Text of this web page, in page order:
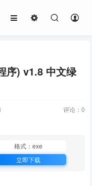
序) v1.8 中文绿
评论： 0
格式：exe
立即下载